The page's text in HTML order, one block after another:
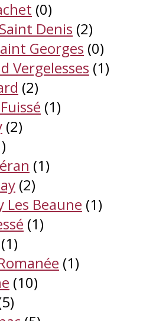
(0)
Denis (2)
Georges (0)
Vergelesses (1)
(2)
(1)
(2)
(1)
(2)
Les Beaune (1)
(1)
(1)
(1)
(10)